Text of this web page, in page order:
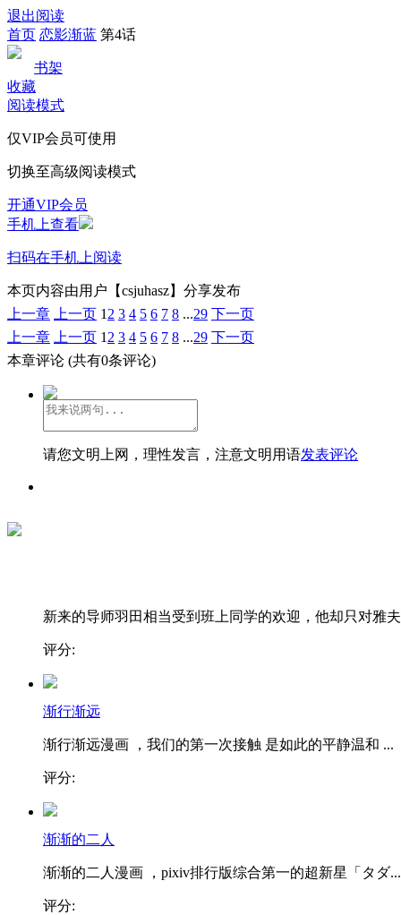
退出阅读
首页 恋影渐蓝 第4话
书架
收藏
阅读模式
仅VIP会员可使用
切换至高级阅读模式
开通VIP会员
手机上查看
扫码在手机上阅读
本页内容由用户【csjuhasz】分享发布
上一章
上一页 1 2 3 4 5 6 7 8 ...29 下一页
上一章
上一页 1 2 3 4 5 6 7 8 ...29 下一页
本章评论 (共有0条评论)
请您文明上网，理性发言，注意文明用语发表评论
新来的导师羽田相当受到班上同学的欢迎，他却只对雅
评分:
渐行渐远
渐行渐远漫画 ，我们的第一次接触 是如此的平静温和 ...
评分:
渐渐的二人
渐渐的二人漫画 ，pixiv排行版综合第一的超新星「タダ...
评分: